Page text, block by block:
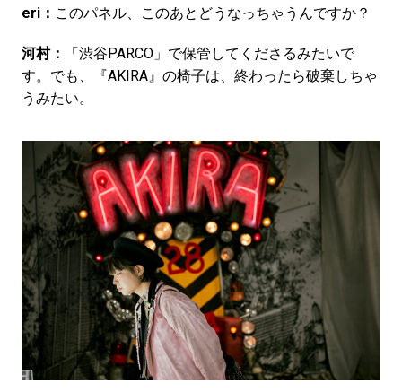
eri： このパネル、このあとどうなっちゃうんですか？
河村：
「渋谷PARCO」で保管してくださるみたいで
す。でも、『AKIRA』の椅子は、終わったら破棄しちゃ
うみたい。